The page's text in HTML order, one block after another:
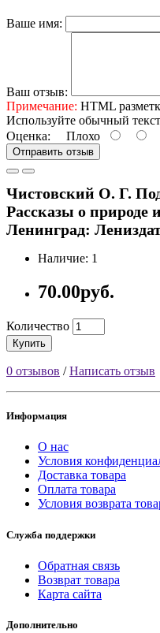
Ваше имя:
Ваш отзыв:
Примечание: HTML
Используйте обычный
Оценка: Плохо
Отправить отзыв
Чистовский О. Г.
Рассказы о природе
Ленинград:
Наличие: 1
70.00руб.
Количество
Купить
0 отзывов /Написать отзыв
Информация
О нас
Условия
Доставка товара
Оплата товара
Условия возврата
Служба поддержки
Обратная связь
Возврат товара
Карта сайта
Дополнительно